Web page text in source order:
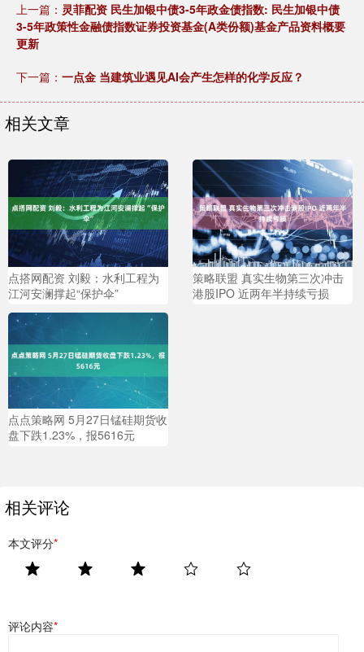
上一篇： 灵菲配资 民生加银中债3-5年政金债指数: 民生加银中债
3-5年政策性金融债指数证券投资基金(A类份额)基金产品资料概要
更新
下一篇： 一点金 当建筑业遇见AI会产生怎样的化学反应？
相关文章
点搭网配资 刘毅：水利工程为
江河安澜撑起“保护伞”
策略联盟 真实生物第三次冲击
港股IPO 近两年半持续亏损
点点策略网 5月27日锰硅期货收
盘下跌1.23%，报5616元
相关评论
本文评分*
评论内容*